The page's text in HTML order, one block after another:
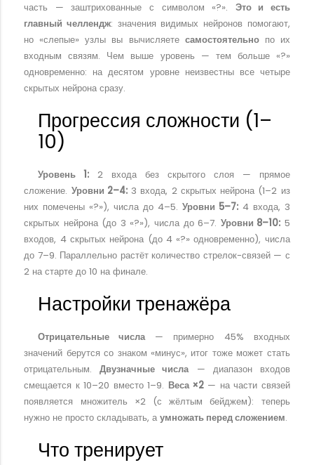
часть — заштрихованные с символом «?». Это и есть
главный челлендж: значения видимых нейронов помогают,
но «слепые» узлы вы вычисляете самостоятельнопо их
входным связям. Чем выше уровень — тем больше «?»
одновременно: на десятом уровне неизвестны все четыре
скрытых нейрона сразу.
Прогрессия сложности (1–
10)
Уровень 1: 2 входа без скрытого слоя — прямое
сложение. Уровни 2–4:3 входа, 2 скрытых нейрона (1–2 из
них помечены «?»), числа до 4–5. Уровни 5–7:4 входа, 3
скрытых нейрона (до 3 «?»), числа до 6–7. Уровни 8–10: 5
входов, 4 скрытых нейрона (до 4 «?» одновременно), числа
до 7–9. Параллельно растёт количество стрелок-связей — с
2 на старте до 10 на финале.
Настройки тренажёра
Отрицательные числа— примерно 45% входных
значений берутся со знаком «минус», итог тоже может стать
отрицательным.Двузначные числа— диапазон входов
смещается к 10–20 вместо 1–9. Веса ×2— на части связей
появляется множитель ×2 (с жёлтым бейджем): теперь
нужно не просто складывать, аумножать перед сложением.
Что тренирует